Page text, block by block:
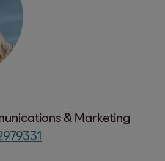
& Marketing